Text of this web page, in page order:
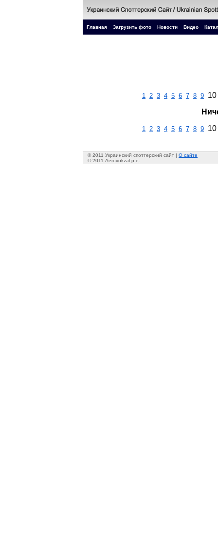
Главная Загрузить фото Новости Видео
1 2 3 4 5 6 7 8 9 10
1 2 3 4 5 6 7 8 9 10
© 2011 Украинский споттерский сайт | О сайте
© 2011 Aerovokzal p.e.